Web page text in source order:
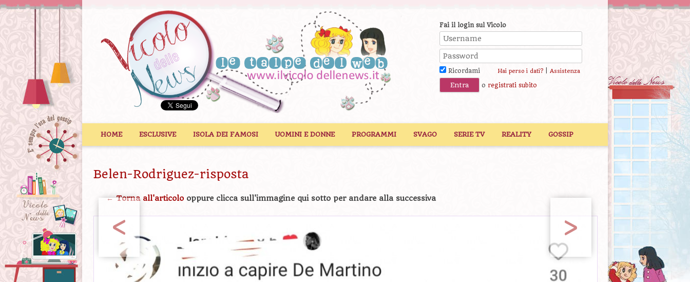
Fai il login sul Vicolo
Ricordami Hai perso i dati?| Assistenza
o registrati subito
HOME ESCLUSIVE ISOLA DEI FAMOSI UOMINI E DONNE PROGRAMMI SVAGO SERIE TV REALITY GOSSIP
Belen-Rodriguez-risposta
← Torna all'articolo oppure clicca sull'immagine qui sotto per andare alla successiva
< >